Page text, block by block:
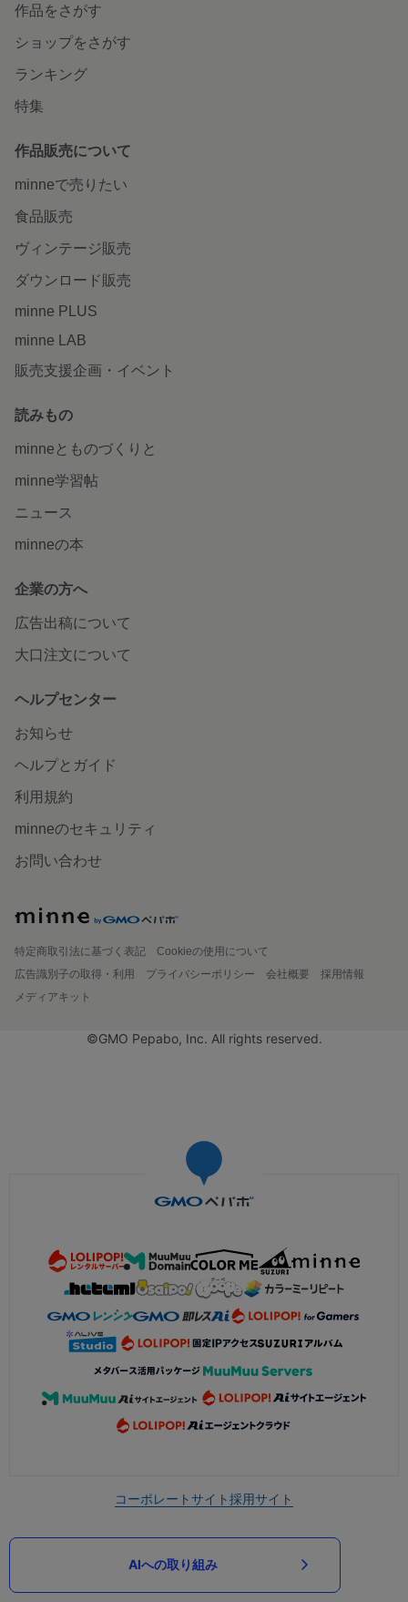
作品をさがす
ショップをさがす
ランキング
特集
作品販売について
minneで売りたい
食品販売
ヴィンテージ販売
ダウンロード販売
minne PLUS
minne LAB
販売支援企画・イベント
読みもの
minneとものづくりと
minne学習帖
ニュース
minneの本
企業の方へ
広告出稿について
大口注文について
ヘルプセンター
お知らせ
ヘルプとガイド
利用規約
minneのセキュリティ
お問い合わせ
特定商取引法に基づく表記
Cookieの使用について
広告識別子の取得・利用
プライバシーポリシー 会社概要
採用情報
メディアキット
©GMO Pepabo, Inc. All rights reserved.
コーポレートサイト採用サイト
AIへの取り組み